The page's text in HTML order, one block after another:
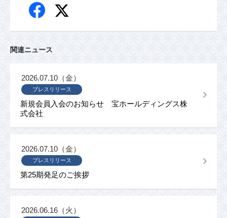
関連ニュース
新規会員入会のお知らせ 宝ホールディングス株
式会社
プレスリリース
2026.07.10（金）
第25期発足のご挨拶
プレスリリース
2026.07.10（金）
2026.06.16（火）